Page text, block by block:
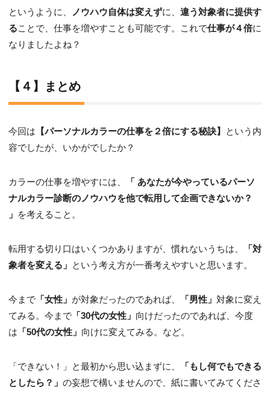
というように、 ノウハウ自体は変えずに、 違う対象者に提供す
ることで、仕事を増やすことも可能です。これで仕事が４倍に
なりましたよね？
【４】まとめ
今回は 【パーソナルカラーの仕事を２倍にする秘訣】
という内
容でしたが、いかがでしたか？
カラーの仕事を増やすには、
「 あなたが今やっているパーソ
ナルカラー診断のノウハウを他で転用して企画できないか？
」 を考えること。
転用する切り口はいくつかありますが、慣れないうちは、
「対
象者を変える」 という考え方が一番考えやすいと思います。
今まで「女性」 が対象だったのであれば、 「男性」 対象に変え
てみる。今まで「30代の女性」 向けだったのであれば、今度
は 「50代の女性」 向けに変えてみる。など。
「できない！」と最初から思い込まずに、
「もし何でもできる
としたら？」 の妄想で構いませんので、紙に書いてみてくださ